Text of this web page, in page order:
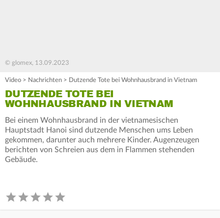
© glomex, 13.09.2023
Video > Nachrichten > Dutzende Tote bei Wohnhausbrand in Vietnam
DUTZENDE TOTE BEI
WOHNHAUSBRAND IN VIETNAM
Bei einem Wohnhausbrand in der vietnamesischen
Hauptstadt Hanoi sind dutzende Menschen ums Leben
gekommen, darunter auch mehrere Kinder. Augenzeugen
berichten von Schreien aus dem in Flammen stehenden
Gebäude.